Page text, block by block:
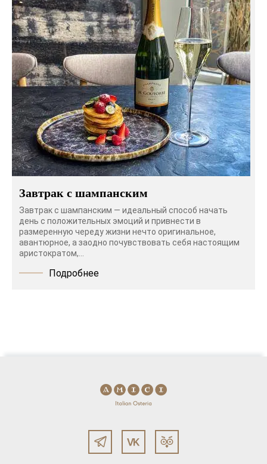
Завтрак с шампанским
Завтрак с шампанским — идеальный способ начать
день с положительных эмоций и привнести в
размеренную череду жизни нечто оригинальное,
авантюрное, а заодно почувствовать себя настоящим
аристократом,...
Подробнее